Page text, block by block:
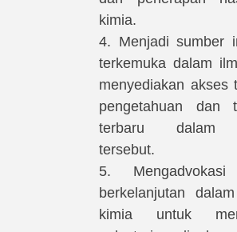
kimia.
4. Menjadi sumber
terkemuka dalam
menyediakan akses
pengetahuan dan
terbaru dalam
tersebut.
5.
berkelanjutan
kimia untuk